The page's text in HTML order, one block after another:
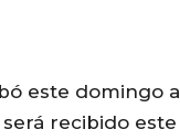
este domingo a
recibido este